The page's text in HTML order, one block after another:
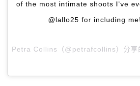
of the most intimate shoots I've
@lallo25 for including
Petra Collins（@petrafcollins）分享